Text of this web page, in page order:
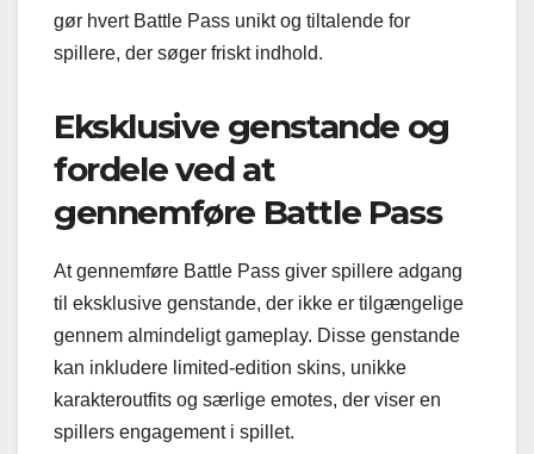
gør hvert Battle Pass unikt og tiltalende for
spillere, der søger friskt indhold.
Eksklusive genstande og
fordele ved at
gennemføre Battle Pass
At gennemføre Battle Pass giver spillere adgang
til eksklusive genstande, der ikke er tilgængelige
gennem almindeligt gameplay. Disse genstande
kan inkludere limited-edition skins, unikke
karakteroutfits og særlige emotes, der viser en
spillers engagement i spillet.